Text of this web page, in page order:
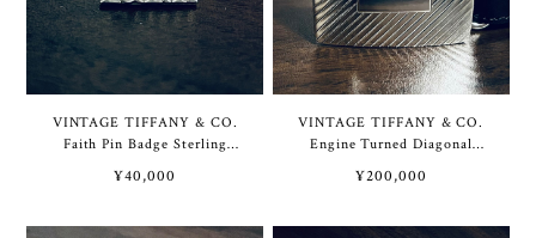
VINTAGE TIFFANY & CO.
Faith Pin Badge Sterling
ァニー Faith ピン バッジ ス
¥40,000
VINTAGE TIFFANY & CO.
Engine Turned Diagonal
Silver / Black Calf Leather
ファニー エンジンターン ダ
¥200,000